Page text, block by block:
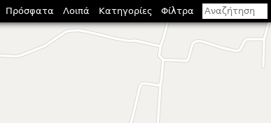
Πρόσφατα Λοιπά Κατηγορίες Φίλτρα